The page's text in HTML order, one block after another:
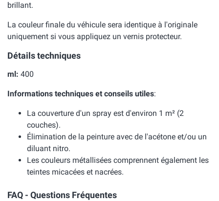
brillant.
La couleur finale du véhicule sera identique à l'originale
uniquement si vous appliquez un vernis protecteur.
Détails techniques
ml: 400
Informations techniques et conseils utiles:
La couverture d'un spray est d'environ 1 m² (2
couches).
Élimination de la peinture avec de l'acétone et/ou un
diluant nitro.
Les couleurs métallisées comprennent également les
teintes micacées et nacrées.
FAQ - Questions Fréquentes